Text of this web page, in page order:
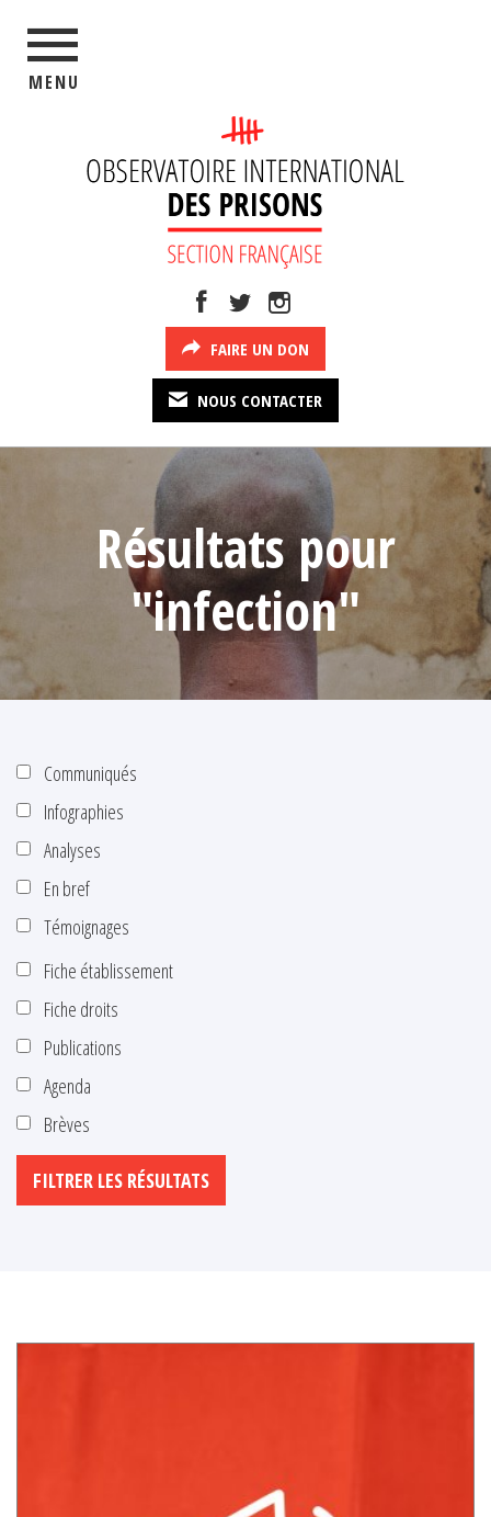
MENU
FAIRE UN DON
NOUS CONTACTER
Résultats pour
"infection"
Communiqués
Infographies
Analyses
En bref
Témoignages
Fiche établissement
Fiche droits
Publications
Agenda
Brèves